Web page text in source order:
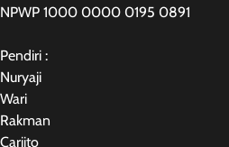
NPWP 1000 0000 0195 0891
Pendiri :
Nuryaji
Wari
Rakman
Carjito